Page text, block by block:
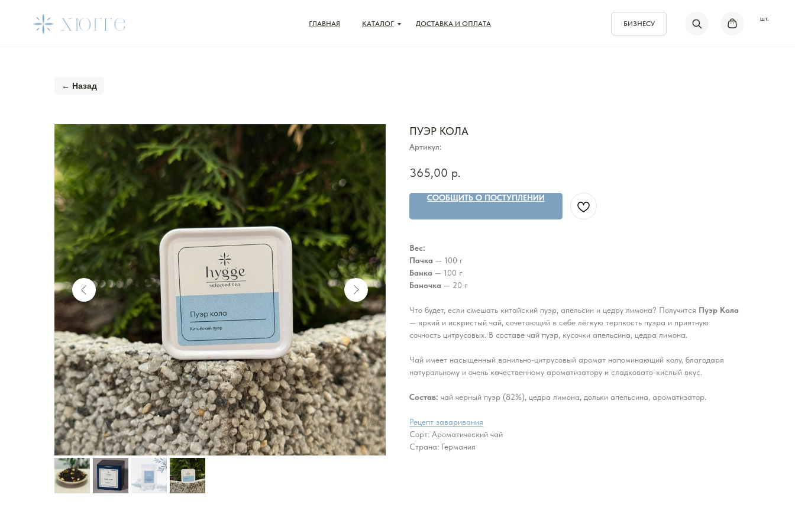
шт.
КАТАЛОГ
ГЛАВНАЯ ДОСТАВКА И ОПЛАТА БИЗНЕСУ
← Назад
ПУЭР КОЛА
Артикул:
365,00 р.
СООБЩИТЬ О ПОСТУПЛЕНИИ
Вес:
Пачка — 100 г
Банка — 100 г
Баночка — 20 г
Что будет, если смешать китайский пуэр, апельсин и цедру лимона? Получится Пуэр Кола
— яркий и искристый чай, сочетающий в себе лёгкую терпкость пуэра и приятную
сочность цитрусовых. В составе чай пуэр, кусочки апельсина, цедра лимона.
Чай имеет насыщенный ванильно-цитрусовый аромат напоминающий колу, благодаря
натуральному и очень качественному ароматизатору и сладковато-кислый вкус.
Состав: чай черный пуэр (82%), цедра лимона, дольки апельсина, ароматизатор.
Рецепт заваривания
Сорт: Ароматический чай
Страна: Германия